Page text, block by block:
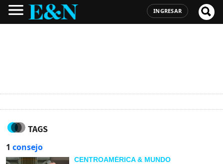
INGRESAR
TAGS
1 consejo
CENTROAMÉRICA & MUNDO